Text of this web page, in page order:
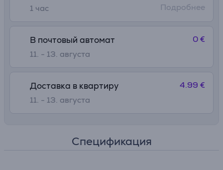
1 час
Подробнее
В почтовый автомат
11. - 13. августа
0 €
Доставка в квартиру
11. - 13. августа
4.99 €
Спецификация